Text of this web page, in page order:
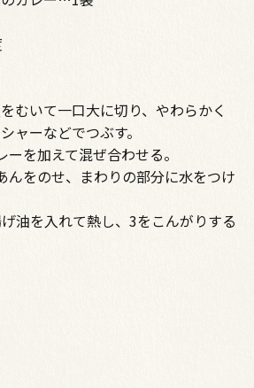
むいて一口大に切り、やわらかく
ャーなどでつぶす。
を加えて混ぜ合わせる。
んをのせ、まわりの部分に水をつけ
油を入れて熱し、3をこんがりする